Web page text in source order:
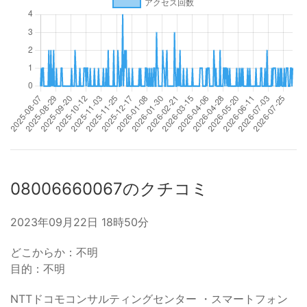
08006660067のクチコミ
2023年09月22日 18時50分
どこからか：不明
目的：不明
NTTドコモコンサルティングセンター ・スマートフォン